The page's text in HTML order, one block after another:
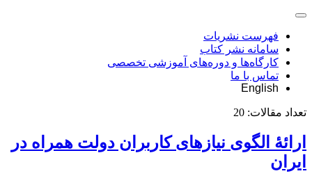
فهرست نشریات
سامانه نشر کتاب
کارگاه‌ها و دوره‌های آموزشی تخصصی
تماس با ما
English
تعداد مقالات: 20
ارائۀ الگوی نیاز‌های کاربران دولت همراه در
ایران